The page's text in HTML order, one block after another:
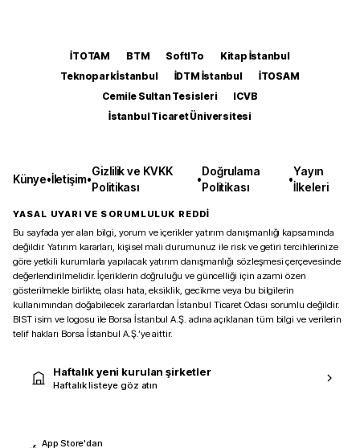
İTOTAM BTM SoftITo
Kitap İstanbul
Teknopark İstanbul
İDTM İstanbul
İTOSAM
Cemile Sultan Tesisleri
ICVB
İstanbul Ticaret Üniversitesi
Künye•İletişim•
Gizlilik ve KVKK
Politikası
•
Doğrulama
Politikası
•
Yayın
İlkeleri
YASAL UYARI VE SORUMLULUK REDDİ
Bu sayfada yer alan bilgi, yorum ve içerikler yatırım danışmanlığı kapsamında
değildir. Yatırım kararları, kişisel mali durumunuz ile risk ve getiri tercihlerinize
göre yetkili kurumlarla yapılacak yatırım danışmanlığı sözleşmesi çerçevesinde
değerlendirilmelidir. İçeriklerin doğruluğu ve güncelliği için azami özen
gösterilmekle birlikte, olası hata, eksiklik, gecikme veya bu bilgilerin
kullanımından doğabilecek zararlardan İstanbul Ticaret Odası sorumlu değildir.
BIST isim ve logosu ile Borsa İstanbul A.Ş. adına açıklanan tüm bilgi ve verilerin
telif hakları Borsa İstanbul A.Ş.’ye aittir.
Haftalık yeni kurulan şirketler
Haftalık listeye göz atın
App Store'dan